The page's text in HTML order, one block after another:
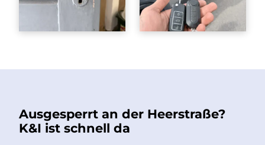
Ausgesperrt an der Heerstraße?
K&I ist schnell da